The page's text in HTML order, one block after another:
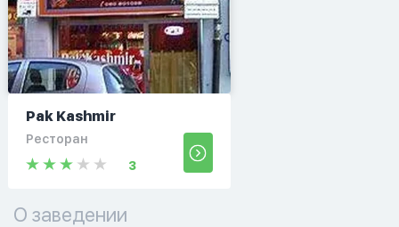
Pak Kashmir
Ресторан
3
О заведении